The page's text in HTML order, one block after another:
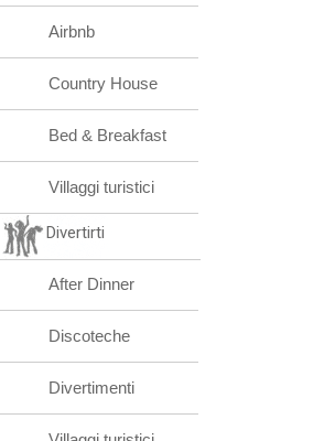
Airbnb
Country House
Bed & Breakfast
Villaggi turistici
Divertirti
After Dinner
Discoteche
Divertimenti